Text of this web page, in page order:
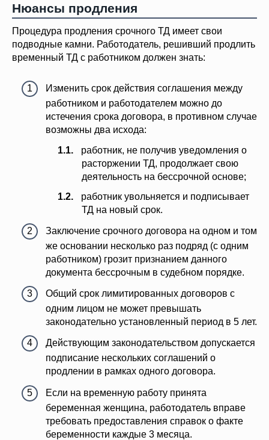
Нюансы продления
Процедура продления срочного ТД имеет свои
подводные камни. Работодатель, решивший продлить
временный ТД с работником должен знать:
Изменить срок действия соглашения между
работником и работодателем можно до
истечения срока договора, в противном случае
возможны два исхода:
работник, не получив уведомления о
расторжении ТД, продолжает свою
деятельность на бессрочной основе;
работник увольняется и подписывает
ТД на новый срок.
Заключение срочного договора на одном и том
же основании несколько раз подряд (с одним
работником) грозит признанием данного
документа бессрочным в судебном порядке.
Общий срок лимитированных договоров с
одним лицом не может превышать
законодательно установленный период в 5 лет.
Действующим законодательством допускается
подписание нескольких соглашений о
продлении в рамках одного договора.
Если на временную работу принята
беременная женщина, работодатель вправе
требовать предоставления справок о факте
беременности каждые 3 месяца.